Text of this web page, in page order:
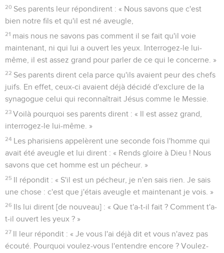
20 Ses parents leur répondirent : « Nous savons que c'est
bien notre fils et qu'il est né aveugle,
21 mais nous ne savons pas comment il se fait qu'il voie
maintenant, ni qui lui a ouvert les yeux. Interrogez-le lui-
même, il est assez grand pour parler de ce qui le concerne. »
22 Ses parents dirent cela parce qu'ils avaient peur des chefs
juifs. En effet, ceux-ci avaient déjà décidé d'exclure de la
synagogue celui qui reconnaîtrait Jésus comme le Messie.
23 Voilà pourquoi ses parents dirent : « Il est assez grand,
interrogez-le lui-même. »
24 Les pharisiens appelèrent une seconde fois l'homme qui
avait été aveugle et lui dirent : « Rends gloire à Dieu ! Nous
savons que cet homme est un pécheur. »
25 Il répondit : « S'il est un pécheur, je n'en sais rien. Je sais
une chose : c'est que j'étais aveugle et maintenant je vois. »
26 Ils lui dirent [de nouveau] : « Que t'a-t-il fait ? Comment t'a-
t-il ouvert les yeux ? »
27 Il leur répondit : « Je vous l'ai déjà dit et vous n'avez pas
écouté. Pourquoi voulez-vous l'entendre encore ? Voulez-